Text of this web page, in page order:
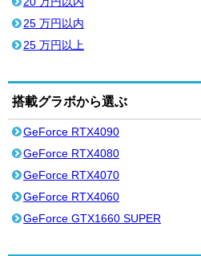
25 万円以内
25 万円以上
搭載グラボから選ぶ
GeForce RTX4090
GeForce RTX4080
GeForce RTX4070
GeForce RTX4060
GeForce GTX1660 SUPER